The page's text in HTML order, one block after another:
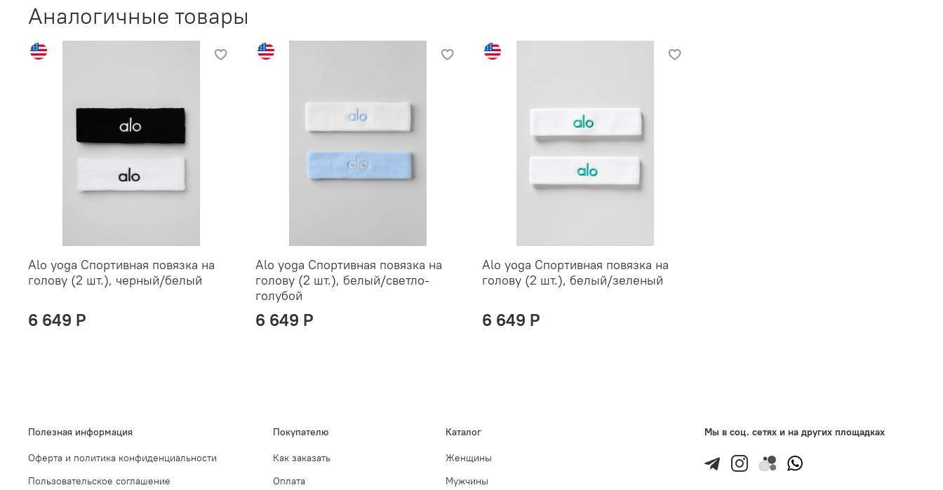
Аналогичные товары
Alo yoga Спортивная повязка на
голову (2 шт.), черный/белый
6 649 P
Alo yoga Спортивная повязка на
голову (2 шт.), белый/светло-
голубой
6 649 P
Alo yoga Спортивная повязка на
голову (2 шт.), белый/зеленый
6 649 P
Полезная информация
Оферта и политика конфиденциальности
Пользовательское соглашение
Покупателю
Как заказать
Оплата
Каталог
Женщины
Мужчины
Мы в соц. сетях и на других площадках